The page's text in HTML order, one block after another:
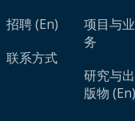
招聘 (En)
联系方式
项目与业
务
研究与出
版物 (En)